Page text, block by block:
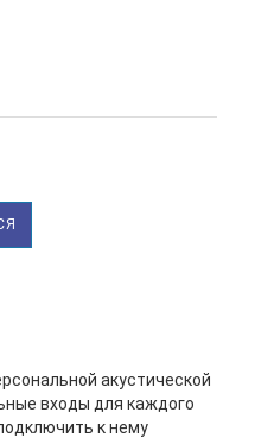
акустической
входы для каждого
к нему